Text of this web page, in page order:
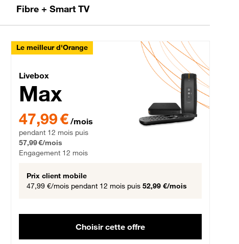
Fibre + Smart TV
12 mois
Le meilleur d'Orange
Livebox Max Fibre
Livebox
Max
47,99 € par mois pendant 12 mois puis 57,99 € par mois,
47,99 € /mois
pendant 12 mois puis
57,99 €/mois
Engagement 12 mois
Prix client mobile
47,99 €/mois pendant 12 mois puis 52,99 €/mois
Choisir cette offre